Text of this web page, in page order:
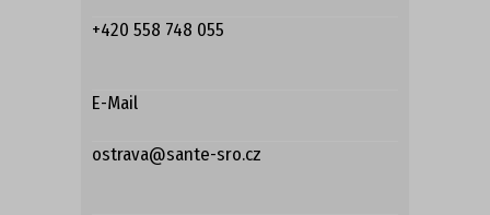
+420 558 748 055
E-Mail
ostrava@sante-sro.cz